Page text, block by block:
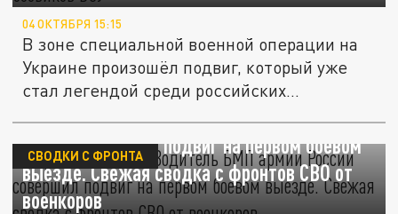
04 ОКТЯБРЯ 15:15
В зоне специальной военной операции на
Украине произошёл подвиг, который уже
стал легендой среди российских...
Кореец всех спас. Водитель БМП армии
России совершил подвиг на первом боевом
выезде. Свежая сводка с фронтов СВО от
военкоров
СВОДКИ С ФРОНТА